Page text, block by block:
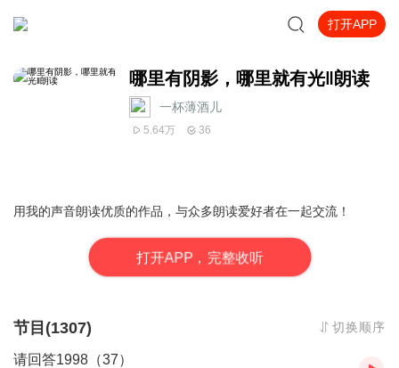
打开APP
哪里有阴影，哪里就有光‖朗读
一杯薄酒儿
5.64万 36
用我的声音朗读优质的作品，与众多朗读爱好者在一起交流！
打开APP，完整收听
节目(1307) 切换顺序
请回答1998（37）